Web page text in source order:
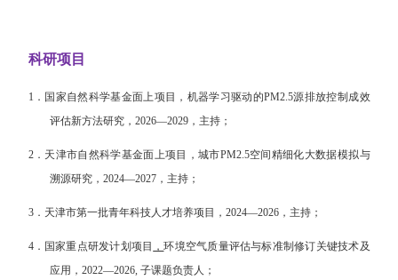
科研项目
1． 国家自然科学基金面上项目，机器学习驱动的PM2.5源排放控制成效
评估新方法研究，2026—2029，主持；
2． 天津市自然科学基金面上项目，城市PM2.5空间精细化大数据模拟与
溯源研究，2024—2027，主持；
3． 天津市第一批青年科技人才培养项目，2024—2026，主持；
4． 国家重点研发计划项目 ，环境空气质量评估与标准制修订关键技术及
应用，2022—2026, 子课题负责人；